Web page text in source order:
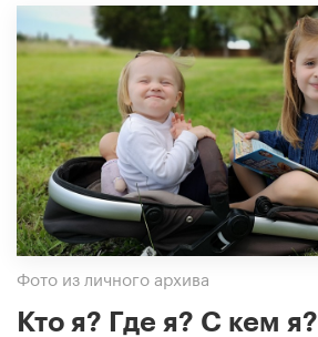
Фото из личного архива
Кто я? Где я? С кем я?